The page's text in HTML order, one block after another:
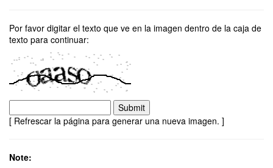
Por favor digitar el texto que ve en la imagen dentro de la caja de
texto para continuar:
[ Refrescar la página para generar una nueva imagen. ]
Note: